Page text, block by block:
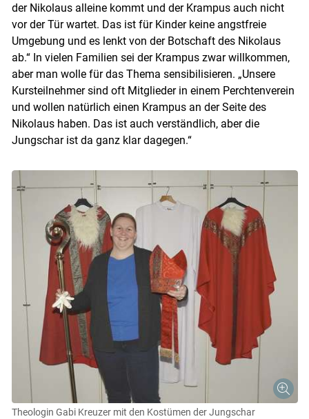
der Nikolaus alleine kommt und der Krampus auch nicht
vor der Tür wartet. Das ist für Kinder keine angstfreie
Umgebung und es lenkt von der Botschaft des Nikolaus
ab.“ In vielen Familien sei der Krampus zwar willkommen,
aber man wolle für das Thema sensibilisieren. „Unsere
Kursteilnehmer sind oft Mitglieder in einem Perchtenverein
und wollen natürlich einen Krampus an der Seite des
Nikolaus haben. Das ist auch verständlich, aber die
Jungschar ist da ganz klar dagegen.“
Theologin Gabi Kreuzer mit den Kostümen der Jungschar